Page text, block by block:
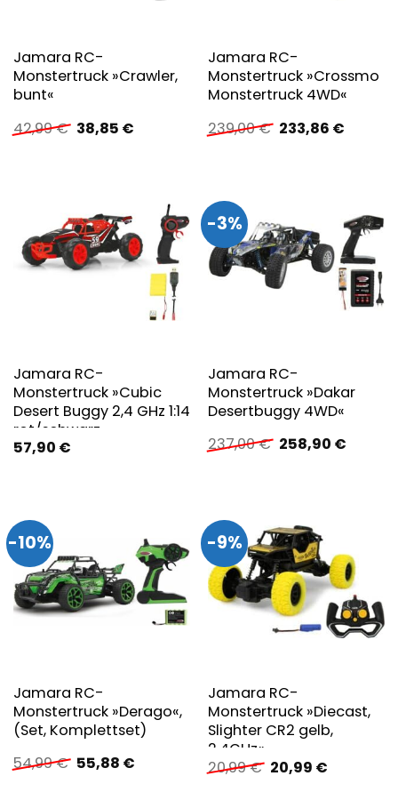
Jamara RC-
Monstertruck »Crawler,
bunt«
42,99€ Ursprünglicher
Preis
38,85 €Aktueller
Jamara RC-
Monstertruck »Crossmo
Monstertruck 4WD«
239,00€ Ursprünglicher
Preis
233,86 €
Jamara RC-
Monstertruck »Cubic
Desert Buggy 2,4 GHz 1:14
rot/schwarz«
57,90 €
-3%
Jamara RC-
Monstertruck »Dakar
Desertbuggy 4WD«
237,00€ Ursprünglicher
Preis
258,90 €
-10%
Jamara RC-
Monstertruck »Derago«,
(Set, Komplettset)
54,99€ Ursprünglicher
Preis
55,88 €Aktueller
-9%
Jamara RC-
Monstertruck »Diecast,
Slighter CR2 gelb,
2,4GHz«
20,99€ Ursprünglicher
Preis
20,99 €Aktueller